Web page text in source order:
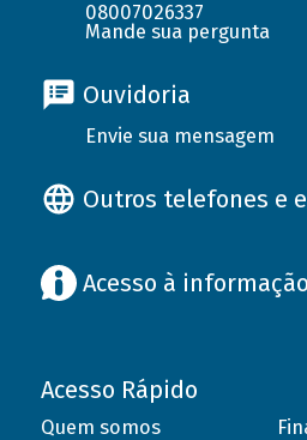
08007026337
Mande sua pergunta
Ouvidoria
Envie sua mensagem
Outros telefones e
Acesso à informação
Acesso Rápido
Quem somos